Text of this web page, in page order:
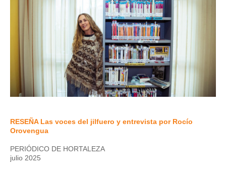
RESEÑA Las voces del jilfuero y entrevista por Rocío
Orovengua
PERIÓDICO DE HORTALEZA
julio 2025